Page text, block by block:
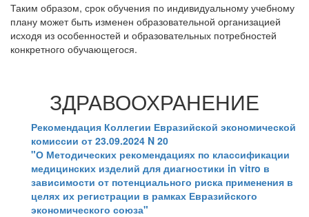
Таким образом, срок обучения по индивидуальному учебному
плану может быть изменен образовательной организацией
исходя из особенностей и образовательных потребностей
конкретного обучающегося.
ЗДРАВООХРАНЕНИЕ
Рекомендация Коллегии Евразийской экономической
комиссии от 23.09.2024 N 20
"О Методических рекомендациях по классификации
медицинских изделий для диагностики in vitro в
зависимости от потенциального риска применения в
целях их регистрации в рамках Евразийского
экономического союза"